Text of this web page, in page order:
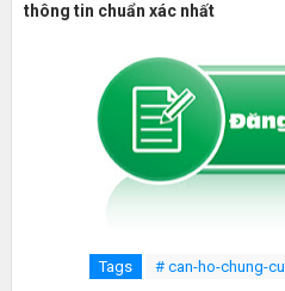
thông tin chuẩn xác nhất
Tags # can-ho-chung-cu